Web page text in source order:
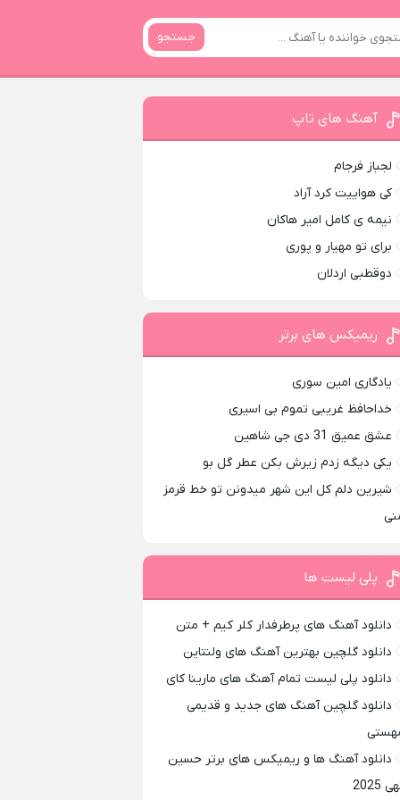
جستجو
آهنگ های تاپ
لجباز فرجام
کی هواییت کرد آراد
نیمه ی کامل امیر هاکان
برای تو مهیار و پوری
دوقطبی اردلان
ریمیکس های برتر
یادگاری امین سوری
خداحافظ غریبی تموم بی اسیری
عشق عمیق 31 دی جی شاهین
یکی دیگه زدم زیرش بکن عطر گل بو
شیرین دلم کل این شهر میدونن تو خط قرمز
پلی لیست ها
دانلود آهنگ های پرطرفدار کلر کیم + متن
دانلود گلچین بهترین آهنگ های ولنتاین
دانلود پلی لیست تمام آهنگ های مارینا کای
دانلود گلچین آهنگ های جدید و قدیمی
دانلود آهنگ ها و ریمیکس های برتر حسین
2025